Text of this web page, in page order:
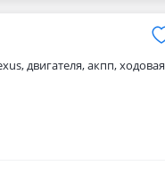
двигателя, акпп, ходовая